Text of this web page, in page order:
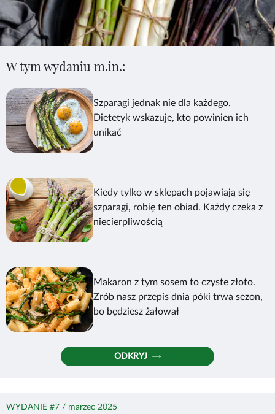
W tym wydaniu m.in.:
Szparagi jednak nie dla każdego.
Dietetyk wskazuje, kto powinien ich
unikać
Kiedy tylko w sklepach pojawiają się
szparagi, robię ten obiad. Każdy czeka z
niecierpliwością
Makaron z tym sosem to czyste złoto.
Zrób nasz przepis dnia póki trwa sezon,
bo będziesz żałował
ODKRYJ
WYDANIE #7 / marzec 2025